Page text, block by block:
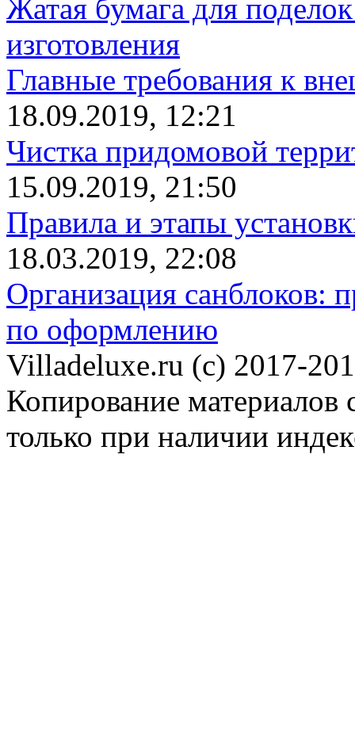
Жатая бумага для
изготовления
Главные требования к
18.09.2019, 12:21
Чистка придомовой
15.09.2019, 21:50
Правила и этапы
18.03.2019, 22:08
Организация санблоков:
по оформлению
Villadeluxe.ru (c) 2017-
Копирование материалов
только при наличии